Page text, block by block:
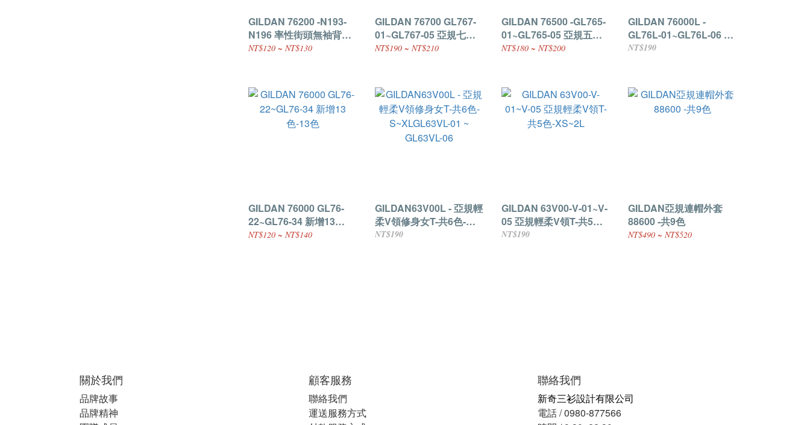
GILDAN 76200 -N193-
N196 率性街頭無袖背
心-4色-父親節活動商品
NT$120 ~ NT$130
GILDAN 76700 GL767-
01~GL767-05 亞規七分
袖棒球T-5色
NT$190 ~ NT$210
GILDAN 76500 -GL765-
01~GL765-05 亞規五分
袖棒球T-5色
NT$180 ~ NT$200
GILDAN 76000L -
GL76L-01~GL76L-06 亞
規柔棉修身女款T-21色
NT$190
GILDAN 76000 GL76-
22~GL76-34 新增13
色-13色
NT$120 ~ NT$140
GILDAN63V00L - 亞規輕
柔V領修身女T-共6色-
S~XLGL63VL-01 ~
NT$190
GILDAN 63V00-V-01~V-
05 亞規輕柔V領T-共5色-
XS~2L
NT$190
GILDAN亞規連帽外套
88600 -共9色
NT$490 ~ NT$520
關於我們
品牌故事
品牌精神
顧客服務
聯絡我們
運送服務方式
聯絡我們
新奇三衫設計有限公司
電話 / 0980-877566